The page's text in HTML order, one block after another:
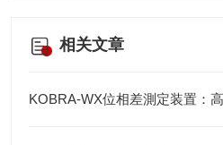
相关文章